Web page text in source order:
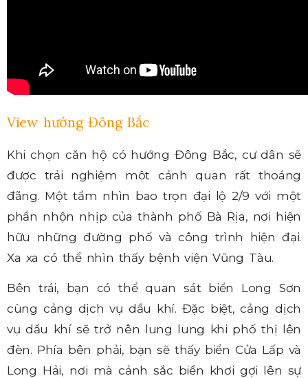
View hướng Đông Bắc
Khi chọn căn hộ có hướng Đông Bắc, cư dân sẽ
được trải nghiệm một cảnh quan rất thoáng
đãng. Một tầm nhìn bao trọn đại lộ 2/9 với một
phần nhộn nhịp của thành phố Bà Rịa, nơi hiện
hữu những đường phố và công trình hiện đại.
Xa xa có thể nhìn thấy bệnh viện Vũng Tàu.
Bên trái, bạn có thể quan sát biển Long Sơn
cùng cảng dịch vụ dầu khí. Đặc biệt, cảng dịch
vụ dầu khí sẽ trở nên lung lung khi phố thị lên
đèn. Phía bên phải, bạn sẽ thấy biển Cửa Lấp và
Long Hải, nơi mà cảnh sắc biển khơi gợi lên sự